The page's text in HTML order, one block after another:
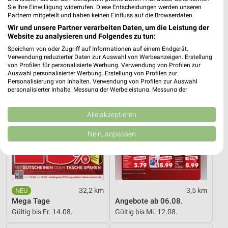
Dieter Knoll
Gültig bis Fr. 14.08.
Wohnen Spezial
Gültig bis Fr. 14.08.
XXXLutz
32,2 km
Mega Tage
Gültig bis Fr. 14.08.
Kaufland
3,5 km
Angebote ab 06.08.
Gültig bis Mi. 12.08.
Sie Ihre Einwilligung widerrufen. Diese Entscheidungen werden unseren
Partnern mitgeteilt und haben keinen Einfluss auf die Browserdaten.
Wir und unsere Partner verarbeiten Daten, um die Leistung der
Website zu analysieren und Folgendes zu tun:
Speichern von oder Zugriff auf Informationen auf einem Endgerät.
Verwendung reduzierter Daten zur Auswahl von Werbeanzeigen. Erstellung
von Profilen für personalisierte Werbung. Verwendung von Profilen zur
Auswahl personalisierter Werbung. Erstellung von Profilen zur
Personalisierung von Inhalten. Verwendung von Profilen zur Auswahl
personalisierter Inhalte. Messung der Werbeleistung. Messung der
Kombinationen von Daten aus verschiedenen Quellen. Entwicklung und
Verbesserung der Angebote. Verwendung reduzierter Daten zur Auswahl
von Inhalten.
Daten können außerhalb der Europäischen Union weitergegeben und in die
USA gesendet werden.
Website/App.
Partnerliste anzeigen (1 IAB-Anbieter)
Wir nutzen Ihre Daten für folgende Zwecke:
IAB-Verarbeitungszwecke:
Speichern von oder Zugriff auf Informationen
Alle akzeptieren
Nein, anpassen